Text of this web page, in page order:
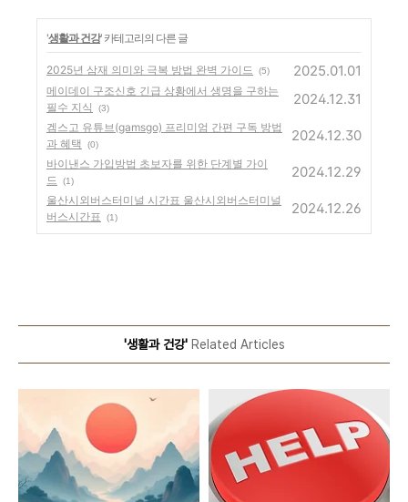
'생활과 건강' 카테고리의 다른 글
2025년 삼재 의미와 극복 방법 완벽 가이드 (5) 2025.01.01
메이데이 구조신호 긴급 상황에서 생명을 구하는
필수 지식
(3)
2024.12.31
겜스고 유튜브(gamsgo) 프리미엄 간편 구독 방법
과 혜택
(0)
2024.12.30
바이낸스 가입방법 초보자를 위한 단계별 가이
드
(1)
2024.12.29
울산시외버스터미널 시간표 울산시외버스터미널
버스시간표
(1)
2024.12.26
'생활과 건강'Related Articles